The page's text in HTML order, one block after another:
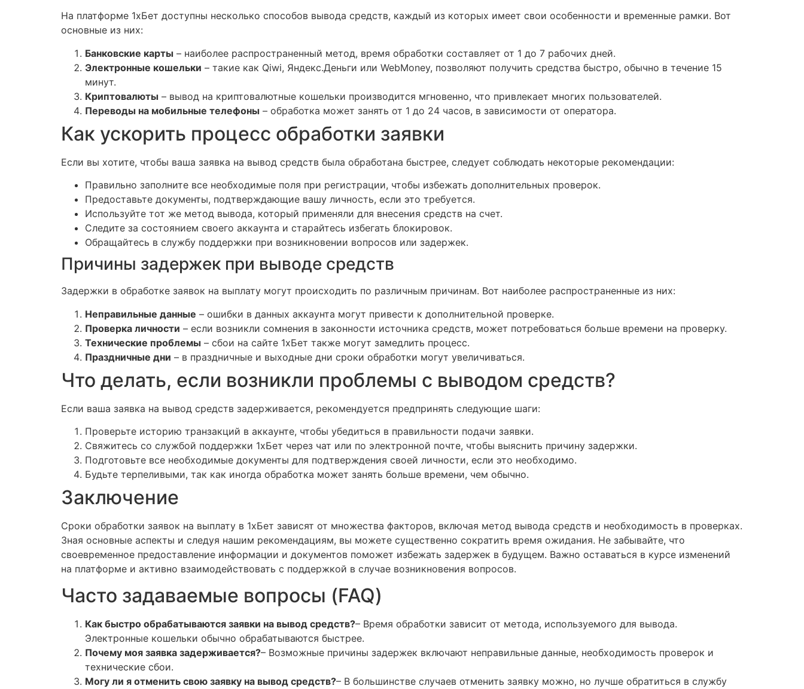
На платформе 1хБет доступны несколько способов вывода средств, каждый из которых имеет свои особенности и временные рамки. Вот
основные из них:
Банковские карты – наиболее распространенный метод, время обработки составляет от 1 до 7 рабочих дней.
Электронные кошельки – такие как Qiwi, Яндекс.Деньги или WebMoney, позволяют получить средства быстро, обычно в течение 15
минут.
Криптовалюты – вывод на криптовалютные кошельки производится мгновенно, что привлекает многих пользователей.
Переводы на мобильные телефоны – обработка может занять от 1 до 24 часов, в зависимости от оператора.
Как ускорить процесс обработки заявки
Если вы хотите, чтобы ваша заявка на вывод средств была обработана быстрее, следует соблюдать некоторые рекомендации:
Правильно заполните все необходимые поля при регистрации, чтобы избежать дополнительных проверок.
Предоставьте документы, подтверждающие вашу личность, если это требуется.
Используйте тот же метод вывода, который применяли для внесения средств на счет.
Следите за состоянием своего аккаунта и старайтесь избегать блокировок.
Обращайтесь в службу поддержки при возникновении вопросов или задержек.
Причины задержек при выводе средств
Задержки в обработке заявок на выплату могут происходить по различным причинам. Вот наиболее распространенные из них:
Неправильные данные – ошибки в данных аккаунта могут привести к дополнительной проверке.
Проверка личности – если возникли сомнения в законности источника средств, может потребоваться больше времени на проверку.
Технические проблемы – сбои на сайте 1хБет также могут замедлить процесс.
Праздничные дни – в праздничные и выходные дни сроки обработки могут увеличиваться.
Что делать, если возникли проблемы с выводом средств?
Если ваша заявка на вывод средств задерживается, рекомендуется предпринять следующие шаги:
Проверьте историю транзакций в аккаунте, чтобы убедиться в правильности подачи заявки.
Свяжитесь со службой поддержки 1хБет через чат или по электронной почте, чтобы выяснить причину задержки.
Подготовьте все необходимые документы для подтверждения своей личности, если это необходимо.
Будьте терпеливыми, так как иногда обработка может занять больше времени, чем обычно.
Заключение
Сроки обработки заявок на выплату в 1хБет зависят от множества факторов, включая метод вывода средств и необходимость в проверках.
Зная основные аспекты и следуя нашим рекомендациям, вы можете существенно сократить время ожидания. Не забывайте, что
своевременное предоставление информации и документов поможет избежать задержек в будущем. Важно оставаться в курсе изменений
на платформе и активно взаимодействовать с поддержкой в случае возникновения вопросов.
Часто задаваемые вопросы (FAQ)
Как быстро обрабатываются заявки на вывод средств?– Время обработки зависит от метода, используемого для вывода.
Электронные кошельки обычно обрабатываются быстрее.
Почему моя заявка задерживается?– Возможные причины задержек включают неправильные данные, необходимость проверок и
технические сбои.
Могу ли я отменить свою заявку на вывод средств?– В большинстве случаев отменить заявку можно, но лучше обратиться в службу